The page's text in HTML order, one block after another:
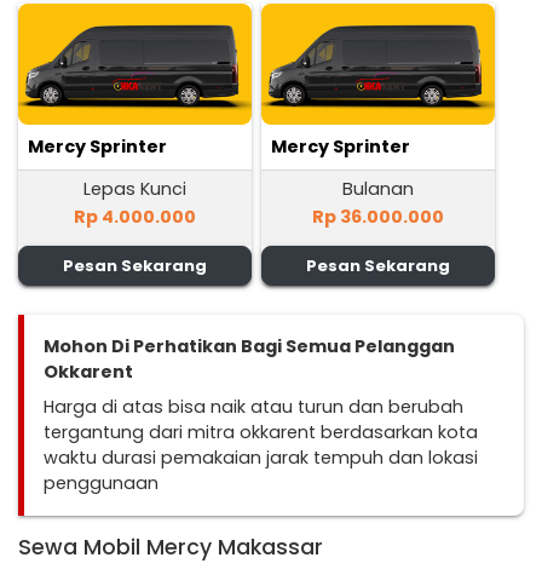
Mercy Sprinter
Lepas Kunci
Rp 4.000.000
Pesan Sekarang
Mercy Sprinter
Bulanan
Rp 36.000.000
Pesan Sekarang
Mohon Di Perhatikan Bagi Semua Pelanggan
Okkarent
Harga di atas bisa naik atau turun dan berubah
tergantung dari mitra okkarent berdasarkan kota
waktu durasi pemakaian jarak tempuh dan lokasi
penggunaan
Sewa Mobil Mercy Makassar